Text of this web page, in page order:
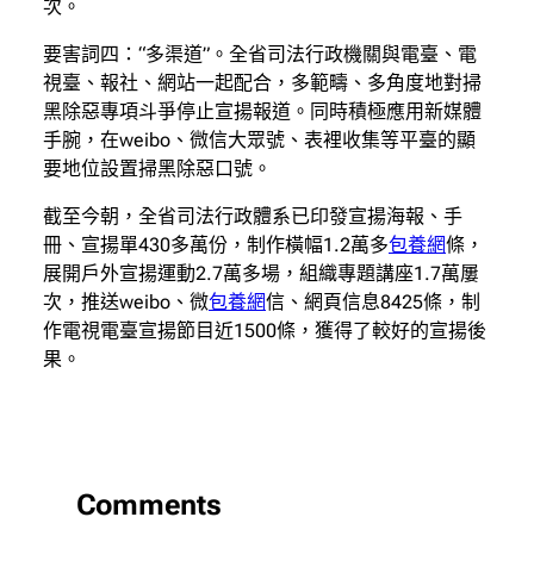
次。
要害詞四：“多渠道”。全省司法行政機關與電臺、電
視臺、報社、網站一起配合，多範疇、多角度地對掃
黑除惡專項斗爭停止宣揚報道。同時積極應用新媒體
手腕，在weibo、微信大眾號、表裡收集等平臺的顯
要地位設置掃黑除惡口號。
截至今朝，全省司法行政體系已印發宣揚海報、手
冊、宣揚單430多萬份，制作橫幅1.2萬多包養網條，
展開戶外宣揚運動2.7萬多場，組織專題講座1.7萬屢
次，推送weibo、微包養網信、網頁信息8425條，制
作電視電臺宣揚節目近1500條，獲得了較好的宣揚後
果。
Comments